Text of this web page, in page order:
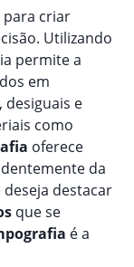
para criar
Utilizando
permite a
em
desiguais e
como
oferece
da
destacar
s que se
é a